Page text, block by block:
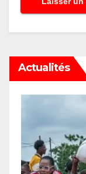
Actualités